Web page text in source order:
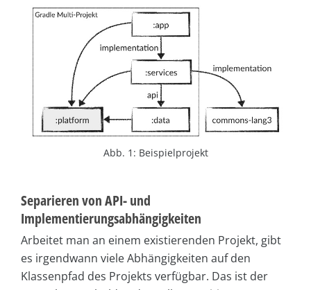
Abb. 1: Beispielprojekt
Separieren von API- und
Implementierungsabhängigkeiten
Arbeitet man an einem existierenden Projekt, gibt
es irgendwann viele Abhängigkeiten auf den
Klassenpfad des Projekts verfügbar. Das ist der